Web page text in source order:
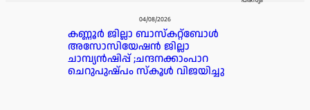
04/08/2026
കണ്ണൂർ ജില്ലാ ബാസ്കറ്റ്ബോൾ
അസോസിയേഷൻ ജില്ലാ
ചാമ്പ്യൻഷിപ്പ് ;ചന്ദനക്കാംപാറ
ചെറുപുഷ്പം സ്കൂൾ വിജയിച്ചു